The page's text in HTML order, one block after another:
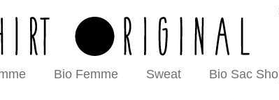
Bio Femme Sweat Bio Sac